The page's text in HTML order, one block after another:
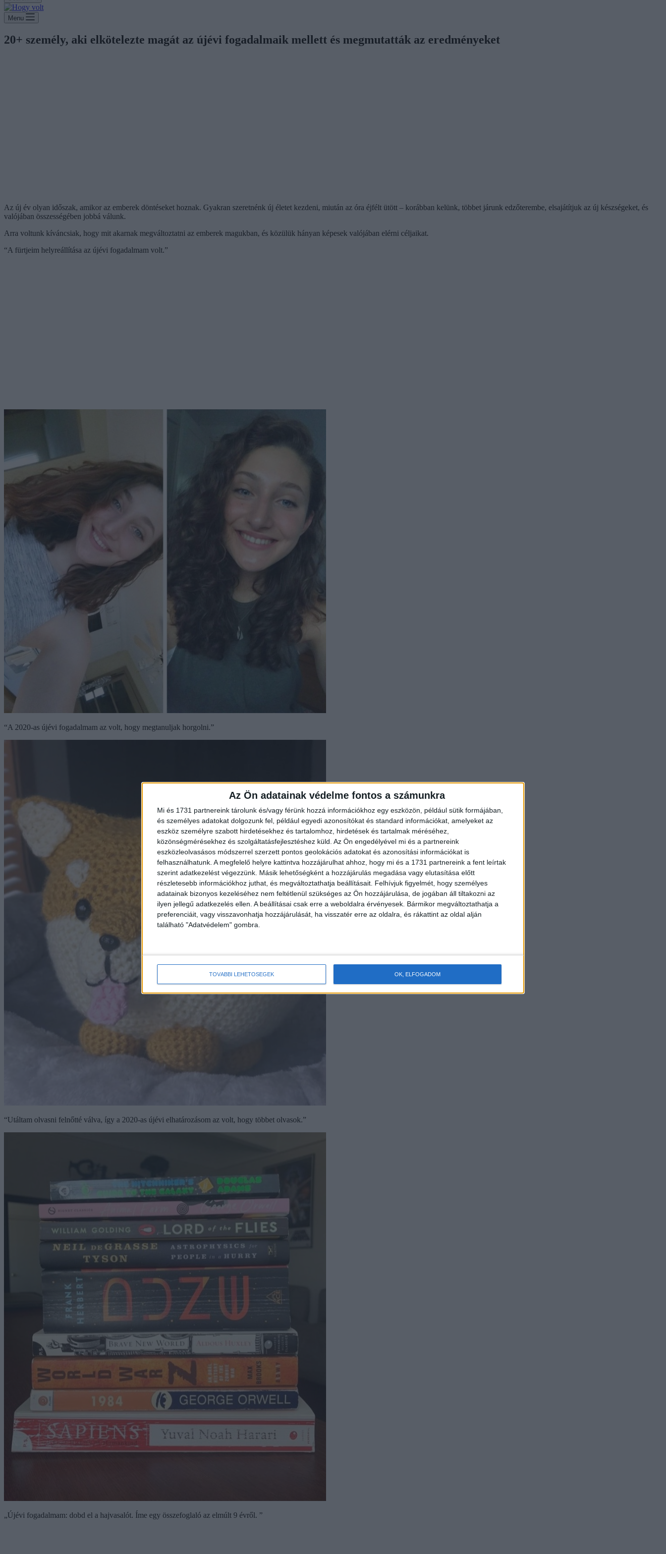
Az Ön adatainak védelme fontos a számunkra
Mi és 1731 partnereink tárolunk és/vagy férünk hozzá információkhoz egy eszközön, például sütik formájában,
és személyes adatokat dolgozunk fel, például egyedi azonosítókat és standard információkat, amelyeket az
eszköz személyre szabott hirdetésekhez és tartalomhoz, hirdetések és tartalmak méréséhez,
közönségmérésekhez és szolgáltatásfejlesztéshez küld. Az Ön engedélyével mi és a partnereink
eszközleolvasásos módszerrel szerzett pontos geolokációs adatokat és azonosítási információkat is
felhasználhatunk. A megfelelő helyre kattintva hozzájárulhat ahhoz, hogy mi és a 1731 partnereink a fent leírtak
szerint adatkezelést végezzünk. Másik lehetőségként a hozzájárulás megadása vagy elutasítása előtt
részletesebb információkhoz juthat, és megváltoztathatja beállításait. Felhívjuk figyelmét, hogy személyes
adatainak bizonyos kezeléséhez nem feltétlenül szükséges az Ön hozzájárulása, de jogában áll tiltakozni az
ilyen jellegű adatkezelés ellen. A beállításai csak erre a weboldalra érvényesek. Bármikor megváltoztathatja a
preferenciáit, vagy visszavonhatja hozzájárulását, ha visszatér erre az oldalra, és rákattint az oldal alján
található "Adatvédelem" gombra.
TOVÁBBI LEHETŐSÉGEK OK, ELFOGADOM
Menu
20+ személy, aki elkötelezte magát az újévi fogadalmaik mellett és megmutatták az eredményeket
Az új év olyan időszak, amikor az emberek döntéseket hoznak. Gyakran szeretnénk új életet kezdeni, miután az óra éjfélt ütött – korábban kelünk, többet járunk edzőterembe, elsajátítjuk az új készségeket, és
valójában összességében jobbá válunk.
Arra voltunk kíváncsiak, hogy mit akarnak megváltoztatni az emberek magukban, és közülük hányan képesek valójában elérni céljaikat.
“A fürtjeim helyreállítása az újévi fogadalmam volt.”
“A 2020-as újévi fogadalmam az volt, hogy megtanuljak horgolni.”
“Utáltam olvasni felnőtté válva, így a 2020-as újévi elhatározásom az volt, hogy többet olvasok.”
„Újévi fogadalmam: dobd el a hajvasalót. Íme egy összefoglaló az elmúlt 9 évről. ”